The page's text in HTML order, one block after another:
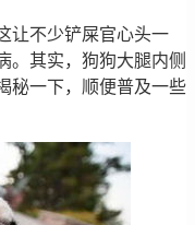
让不少铲屎官心头一
。其实，狗狗大腿内侧
秘一下，顺便普及一些